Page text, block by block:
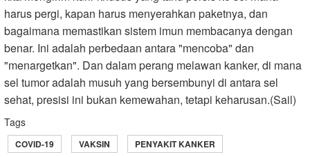
harus pergi, kapan harus menyerahkan paketnya, dan
bagaimana memastikan sistem imun membacanya dengan
benar. Ini adalah perbedaan antara "mencoba" dan
"menargetkan". Dan dalam perang melawan kanker, di mana
sel tumor adalah musuh yang bersembunyi di antara sel
sehat, presisi ini bukan kemewahan, tetapi keharusan.(Sail)
Tags
COVID-19 VAKSIN PENYAKIT KANKER